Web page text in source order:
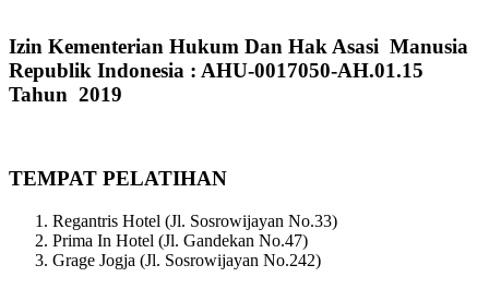
Izin Kementerian Hukum Dan Hak Asasi Manusia
Republik Indonesia : AHU-0017050-AH.01.15
Tahun 2019
TEMPAT PELATIHAN
Regantris Hotel (Jl. Sosrowijayan No.33)
Prima In Hotel (Jl. Gandekan No.47)
Grage Jogja (Jl. Sosrowijayan No.242)